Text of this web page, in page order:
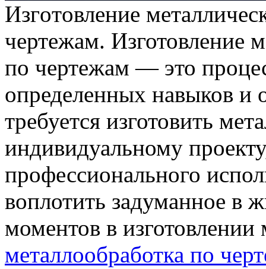
Изгoтoвлeниe
чертежам. Изготовление
по чертежам — это
определенных навыков и
требуется изготовить
индивидуальному
профессионального
воплотить задуманное в
моментов в изготовлении
металлообработка по